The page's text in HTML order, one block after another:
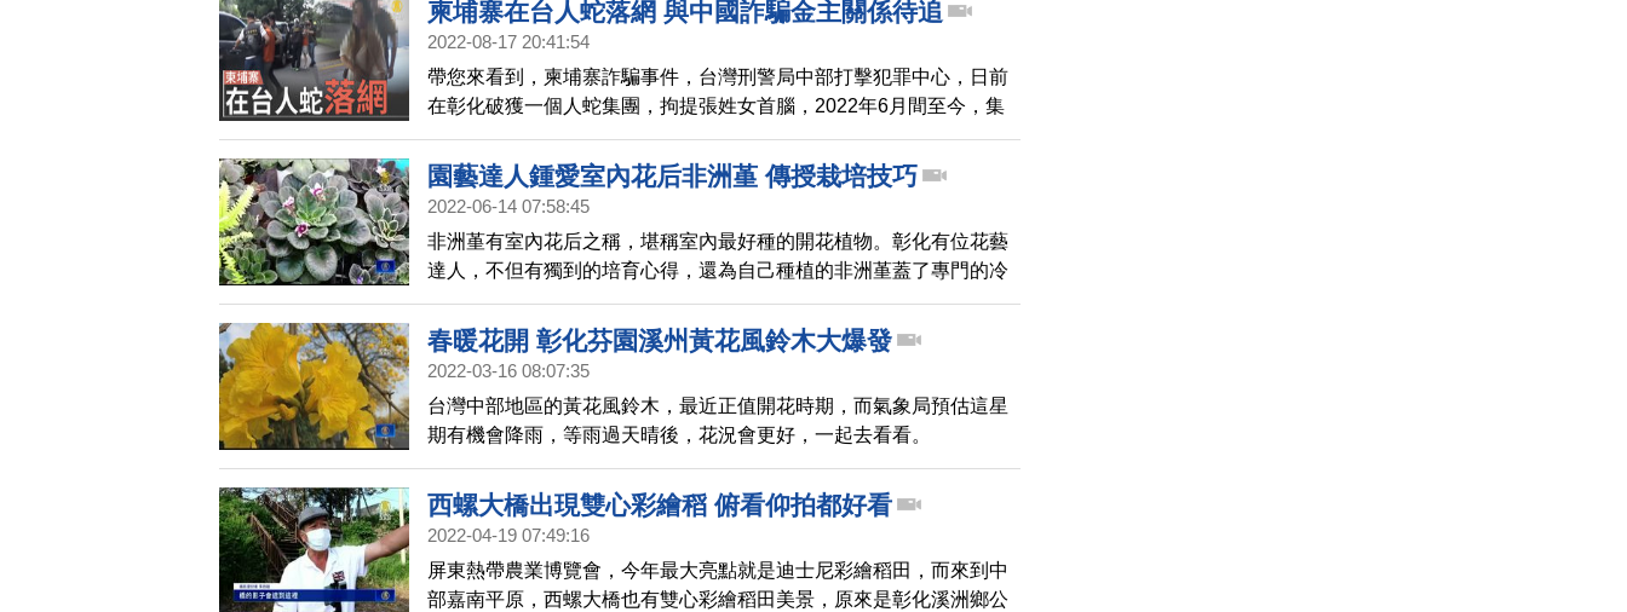
後，捐出35張作品給慈善機構，讓作品永久流傳。
柬埔寨在台人蛇落網 與中國詐騙金主關係待追
2022-08-17 20:41:54
帶您來看到，柬埔寨詐騙事件，台灣刑警局中部打擊犯罪中心，日前
在彰化破獲一個人蛇集團，拘提張姓女首腦，2022年6月間至今，集
團已誘騙2名被害人出國，另5名被害人則因檢警即時查獲，而尚未出
境。警界人士表示，柬埔寨西港的詐騙集團，背後都有中國金主，而
台灣幫派與人蛇集團在這起龐大詐騙網路中的角色，也受到關注。
園藝達人鍾愛室內花后非洲堇 傳授栽培技巧
2022-06-14 07:58:45
非洲堇有室內花后之稱，堪稱室內最好種的開花植物。彰化有位花藝
達人，不但有獨到的培育心得，還為自己種植的非洲堇蓋了專門的冷
氣房，帶您聽到她為何對非洲堇情有獨鍾。
春暖花開 彰化芬園溪州黃花風鈴木大爆發
2022-03-16 08:07:35
台灣中部地區的黃花風鈴木，最近正值開花時期，而氣象局預估這星
期有機會降雨，等雨過天晴後，花況會更好，一起去看看。
西螺大橋出現雙心彩繪稻 俯看仰拍都好看
2022-04-19 07:49:16
屏東熱帶農業博覽會，今年最大亮點就是迪士尼彩繪稻田，而來到中
部嘉南平原，西螺大橋也有雙心彩繪稻田美景，原來是彰化溪洲鄉公